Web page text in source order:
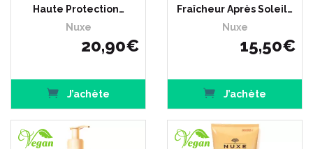
Haute Protection…
Nuxe
20,90€
J’achète
Fraîcheur Après Soleil…
Nuxe
15,50€
J’achète